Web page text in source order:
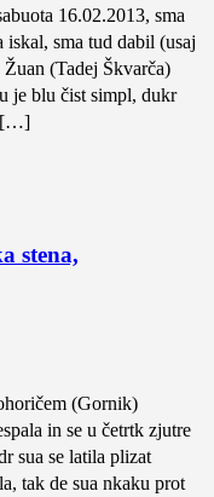
16.02.2013, sma
sma tud dabil (usaj
(Tadej Škvarča)
je blu čist simpl, dukr
[…]
stena,
(Gornik)
in se u četrtk zjutre
sua se latila plizat
tak de sua nkaku prot